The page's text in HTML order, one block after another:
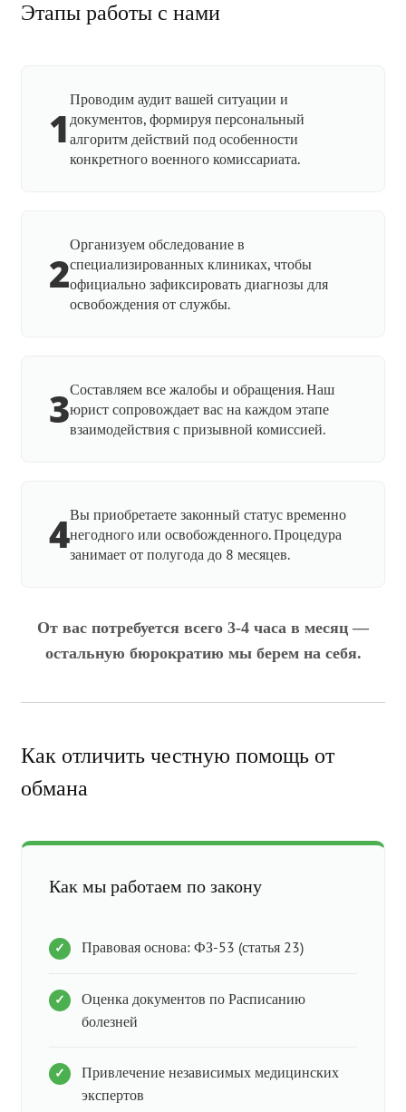
Этапы работы с нами
1
Проводим аудит вашей ситуации и
документов, формируя персональный
алгоритм действий под особенности
конкретного военного комиссариата.
2
Организуем обследование в
специализированных клиниках, чтобы
официально зафиксировать диагнозы для
освобождения от службы.
3Составляем все жалобы и обращения. Наш
юрист сопровождает вас на каждом этапе
взаимодействия с призывной комиссией.
4Вы приобретаете законный статус временно
негодного или освобожденного. Процедура
занимает от полугода до 8 месяцев.
От вас потребуется всего 3-4 часа в месяц —
остальную бюрократию мы берем на себя.
Как отличить честную помощь от
обмана
Как мы работаем по закону
Правовая основа: ФЗ-53 (статья 23)
Оценка документов по Расписанию
болезней
Привлечение независимых медицинских
экспертов